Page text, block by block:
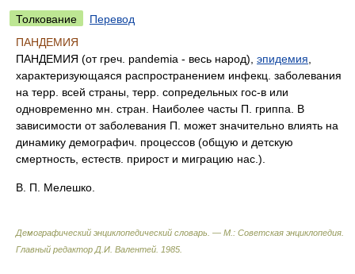
Толкование
Перевод
ПАНДЕМИЯ
ПАНДЕМИЯ (от греч. pandemia - весь народ), эпидемия
характеризующаяся распространением инфекц. заболевания
на терр. всей страны, терр. сопредельных гос-в или
одновременно мн. стран. Наиболее часты П. гриппа. В
зависимости от заболевания П. может значительно влиять на
динамику демографич. процессов (общую и детскую
смертность, естеств. прирост и миграцию нас.).
В. П. Мелешко.
Демографический энциклопедический словарь. — М.: Советская энциклопедия
Главный редактор Д.И. Валентей 1985